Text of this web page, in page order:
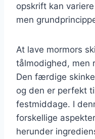
opskrift kan
men
At lave mormors
tålmodighed, men
Den færdige
og den er perfekt
festmiddage. I
forskellige
herunder